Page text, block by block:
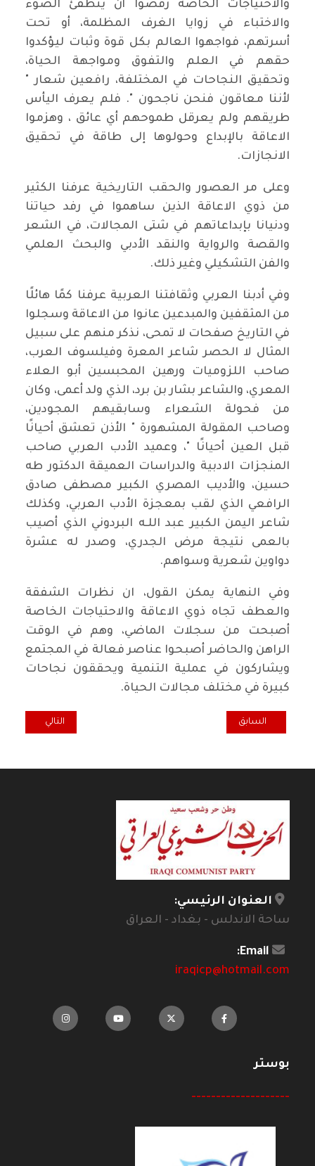
والاحتياجات الخاصة رفضوا أن ينطفئ الضوء
والاختباء في زوايا الغرف المظلمة، أو تحت
أسرتهم، فواجهوا العالم بكل قوة وثبات ليؤكدوا
حقهم في العلم والتفوق ومواجهة الحياة،
وتحقيق النجاحات في المختلفة، رافعين شعار "
لأننا معاقون فنحن ناجحون ". فلم يعرف اليأس
طريقهم ولم يعرقل طموحهم أي عائق ، وهزموا
الاعاقة بالإبداع وحولوها إلى طاقة في تحقيق
الانجازات.
وعلى مر العصور والحقب التاريخية عرفنا الكثير
من ذوي الاعاقة الذين ساهموا في رفد حياتنا
ودنيانا بإبداعاتهم في شتى المجالات، في الشعر
والقصة والرواية والنقد الأدبي والبحث العلمي
والفن التشكيلي وغير ذلك.
وفي أدبنا العربي وثقافتنا العربية عرفنا كمًا هائلًا
من المثقفين والمبدعين عانوا من الاعاقة وسجلوا
في التاريخ صفحات لا تمحى، نذكر منهم على سبيل
المثال لا الحصر شاعر المعرة وفيلسوف العرب،
صاحب اللزوميات ورهين المحبسين أبو العلاء
المعري، والشاعر بشار بن برد، الذي ولد أعمى، وكان
من فحولة الشعراء وسابقيهم المجودين،
وصاحب المقولة المشهورة " الأذن تعشق أحيانًا
قبل العين أحيانًا "، وعميد الأدب العربي صاحب
المنجزات الادبية والدراسات العميقة الدكتور طه
حسين، والأديب المصري الكبير مصطفى صادق
الرافعي الذي لقب بمعجزة الأدب العربي، وكذلك
شاعر اليمن الكبير عبد اللـه البردوني الذي أصيب
بالعمى نتيجة مرض الجدري، وصدر له عشرة
دواوين شعرية وسواهم.
وفي النهاية يمكن القول، ان نظرات الشفقة
والعطف تجاه ذوي الاعاقة والاحتياجات الخاصة
أصبحت من سجلات الماضي، وهم في الوقت
الراهن والحاضر أصبحوا عناصر فعالة في المجتمع
ويشاركون في عملية التنمية ويحققون نجاحات
كبيرة في مختلف مجالات الحياة.
المقال السابق: الادانة لا تكفي والمطلوب عمل جاد لعرقلة سياسة
السابق المقال التالي:
التالي
العنوان الرئيسي:
ساحة الاندلس - بغداد - العراق
Email:
iraqicp@hotmail.com
بوستر
--------------------